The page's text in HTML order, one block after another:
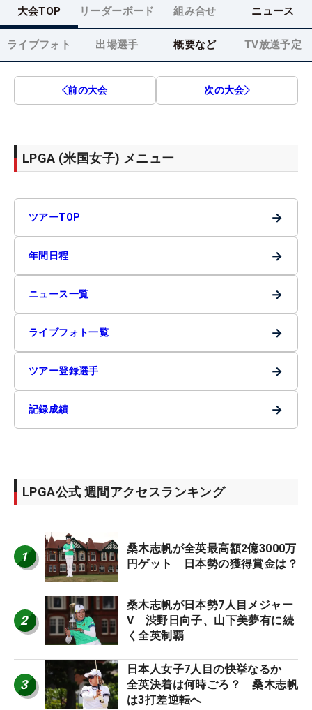
大会TOP リーダーボード 組み合せ ニュース
ライブフォト 出場選手 概要など TV放送予定
前の大会 次の大会
LPGA (米国女子) メニュー
ツアーTOP →
年間日程 →
ニュース一覧 →
ライブフォト一覧 →
ツアー登録選手 →
記録成績 →
LPGA公式 週間アクセスランキング
1
桑木志帆が全英最高額2億3000万
円ゲット 日本勢の獲得賞金は？
2
桑木志帆が日本勢7人目メジャー
V 渋野日向子、山下美夢有に続
く全英制覇
3
日本人女子7人目の快挙なるか
全英決着は何時ごろ？ 桑木志帆
は3打差逆転へ